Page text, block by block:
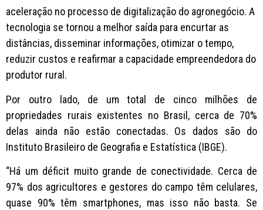
aceleração no processo de digitalização do agronegócio. A
tecnologia se tornou a melhor saída para encurtar as
distâncias, disseminar informações, otimizar o tempo,
reduzir custos e reafirmar a capacidade empreendedora do
produtor rural.
Por outro lado, de um total de cinco milhões de
propriedades rurais existentes no Brasil, cerca de 70%
delas ainda não estão conectadas. Os dados são do
Instituto Brasileiro de Geografia e Estatística (IBGE).
“Há um déficit muito grande de conectividade. Cerca de
97% dos agricultores e gestores do campo têm celulares,
quase 90% têm smartphones, mas isso não basta. Se